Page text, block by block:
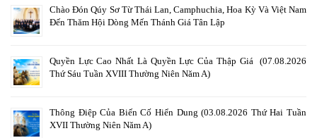
Chào Đón Qúy Sơ Từ Thái Lan, Camphuchia, Hoa Kỳ Và Việt Nam
Đến Thăm Hội Dòng Mến Thánh Giá Tân Lập
Quyền Lực Cao Nhất Là Quyền Lực Của Thập Giá (07.08.2026
Thứ Sáu Tuần XVIII Thường Niên Năm A)
Thông Điệp Của Biến Cố Hiển Dung (03.08.2026 Thứ Hai Tuần
XVII Thường Niên Năm A)